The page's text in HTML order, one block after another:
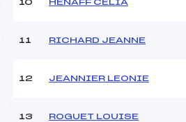
10 HENAFF CELIA
11 RICHARD JEANNE
12 JEANNIER LEONIE
13 ROGUET LOUISE